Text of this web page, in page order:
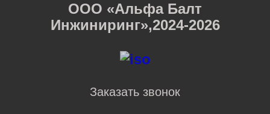
ООО «Альфа Балт
Инжиниринг»,2024-2026
Заказать звонок